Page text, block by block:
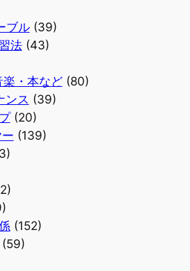
ブル(39)
法(43)
楽・本など(80)
ンス (39)
(20)
(139)
(152)